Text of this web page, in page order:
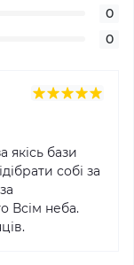
0
0
бази
собі за
Всім неба.